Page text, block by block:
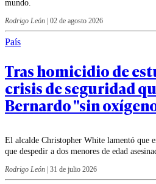
mundo.
Rodrigo León 02 de agosto 2026
País
Tras homicidio de
crisis de seguridad
Bernardo "sin
El alcalde Christopher White lamentó que
que despedir a dos menores de edad
Rodrigo León 31 de julio 2026